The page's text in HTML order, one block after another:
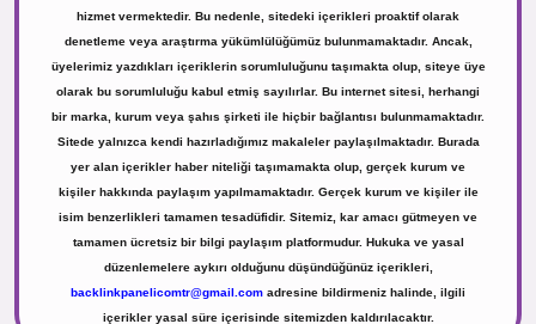
hizmet vermektedir. Bu nedenle, sitedeki içerikleri proaktif olarak
denetleme veya araştırma yükümlülüğümüz bulunmamaktadır. Ancak,
üyelerimiz yazdıkları içeriklerin sorumluluğunu taşımakta olup, siteye üye
olarak bu sorumluluğu kabul etmiş sayılırlar. Bu internet sitesi, herhangi
bir marka, kurum veya şahıs şirketi ile hiçbir bağlantısı bulunmamaktadır.
Sitede yalnızca kendi hazırladığımız makaleler paylaşılmaktadır. Burada
yer alan içerikler haber niteliği taşımamakta olup, gerçek kurum ve
kişiler hakkında paylaşım yapılmamaktadır. Gerçek kurum ve kişiler ile
isim benzerlikleri tamamen tesadüfidir. Sitemiz, kar amacı gütmeyen ve
tamamen ücretsiz bir bilgi paylaşım platformudur. Hukuka ve yasal
düzenlemelere aykırı olduğunu düşündüğünüz içerikleri,
backlinkpanelicomtr@gmail.com adresine bildirmeniz halinde, ilgili
içerikler yasal süre içerisinde sitemizden kaldırılacaktır.